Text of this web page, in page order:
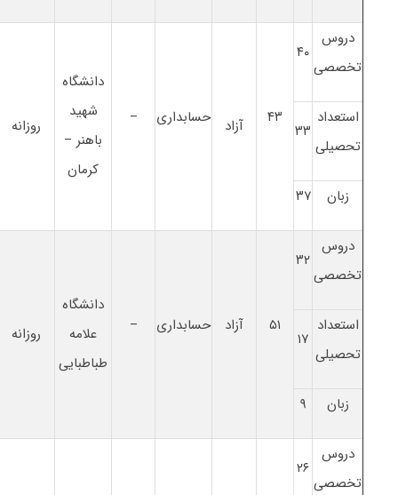
دروس
تخصصی
۴۰
۴۳ آزاد حسابداری –
دانشگاه
شهید
باهنر –
کرمان
روزانه
استعداد
تحصیلی
۳۳
زبان ۳۷
دروس
تخصصی
۳۲
۵۱ آزاد حسابداری –
دانشگاه
علامه
طباطبایی
روزانه
استعداد
تحصیلی
۱۷
زبان ۹
دروس
تخصصی
۲۶